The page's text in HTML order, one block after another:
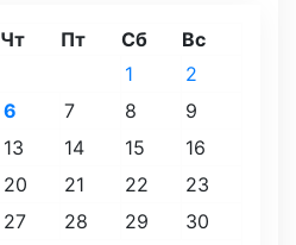
Чт Пт Сб Вс
1
2
6 7 8
9
13 14 15
16
20 21 22
23
27 28 29
30